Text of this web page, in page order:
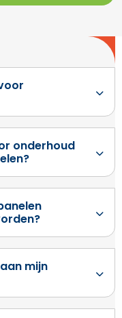
onderhoud
mijn